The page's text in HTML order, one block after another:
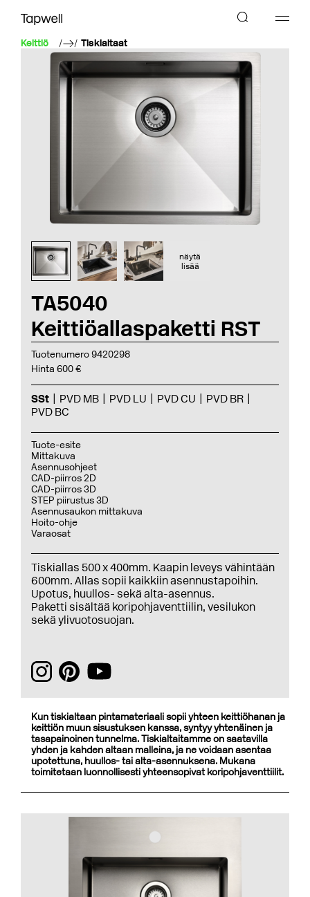
Keittiö Tiskialtaat
TA5040
Keittiöallaspaketti RST
Tuotenumero 9420298
Hinta 600 €
SSt PVD MB PVD LU PVD CU
PVD BR
PVD BC
Tuote-esite
Mittakuva
Asennusohjeet
CAD-piirros 2D
CAD-piirros 3D
STEP piirustus 3D
Asennusaukon mittakuva
Hoito-ohje
Varaosat
Tiskiallas 500 x 400mm. Kaapin leveys vähintään
600mm. Allas sopii kaikkiin asennustapoihin.
Upotus, huullos- sekä alta-asennus.
Paketti sisältää koripohjaventtiilin, vesilukon
sekä ylivuotosuojan.
näytä
lisää
Kun tiskialtaan pintamateriaali sopii yhteen keittiöhanan ja
keittiön muun sisustuksen kanssa, syntyy yhtenäinen ja
tasapainoinen tunnelma. Tiskialtaitamme on saatavilla
yhden ja kahden altaan malleina, ja ne voidaan asentaa
upotettuna, huullos- tai alta-asennuksena. Mukana
toimitetaan luonnollisesti yhteensopivat koripohjaventtiilit.